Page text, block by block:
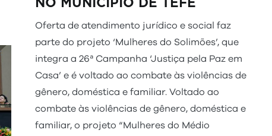
Oferta de atendimento jurídico e social faz
parte do projeto ‘Mulheres do Solimões’, que
integra a 26ª Campanha ‘Justiça pela Paz em
Casa’ e é voltado ao combate às violências de
gênero, doméstica e familiar. Voltado ao
combate às violências de gênero, doméstica e
familiar, o projeto “Mulheres do Médio